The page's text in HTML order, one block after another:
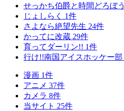
せっかち伯爵と時間どろぼう
じょしらく 1件
さよなら絶望先生 24件
かってに改蔵 29件
育ってダーリン!! 1件
行け!!南国アイスホッケー部
漫画 1件
アニメ 37件
カメラ 8件
当サイト 25件